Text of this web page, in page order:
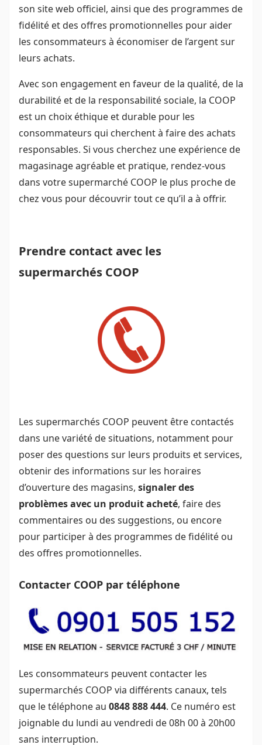
son site web officiel, ainsi que des programmes de
fidélité et des offres promotionnelles pour aider
les consommateurs à économiser de l’argent sur
leurs achats.
Avec son engagement en faveur de la qualité, de la
durabilité et de la responsabilité sociale, la COOP
est un choix éthique et durable pour les
consommateurs qui cherchent à faire des achats
responsables. Si vous cherchez une expérience de
magasinage agréable et pratique, rendez-vous
dans votre supermarché COOP le plus proche de
chez vous pour découvrir tout ce qu’il a à offrir.
Prendre contact avec les
supermarchés COOP
Les supermarchés COOP peuvent être contactés
dans une variété de situations, notamment pour
poser des questions sur leurs produits et services,
obtenir des informations sur les horaires
d’ouverture des magasins, signaler des
problèmes avec un produit acheté, faire des
commentaires ou des suggestions, ou encore
pour participer à des programmes de fidélité ou
des offres promotionnelles.
Contacter COOP par téléphone
Les consommateurs peuvent contacter les
supermarchés COOP via différents canaux, tels
que le téléphone au 0848 888 444. Ce numéro est
joignable du lundi au vendredi de 08h 00 à 20h00
sans interruption.